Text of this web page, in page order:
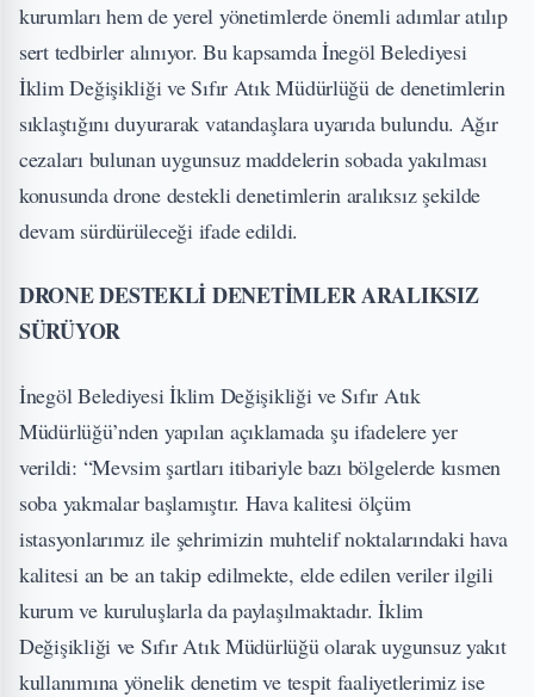
kurumları hem de yerel yönetimlerde önemli adımlar atılıp
sert tedbirler alınıyor. Bu kapsamda İnegöl Belediyesi
İklim Değişikliği ve Sıfır Atık Müdürlüğü de denetimlerin
sıklaştığını duyurarak vatandaşlara uyarıda bulundu. Ağır
cezaları bulunan uygunsuz maddelerin sobada yakılması
konusunda drone destekli denetimlerin aralıksız şekilde
devam sürdürüleceği ifade edildi.
DRONE DESTEKLİ DENETİMLER ARALIKSIZ
SÜRÜYOR
İnegöl Belediyesi İklim Değişikliği ve Sıfır Atık
Müdürlüğü’nden yapılan açıklamada şu ifadelere yer
verildi: “Mevsim şartları itibariyle bazı bölgelerde kısmen
soba yakmalar başlamıştır. Hava kalitesi ölçüm
istasyonlarımız ile şehrimizin muhtelif noktalarındaki hava
kalitesi an be an takip edilmekte, elde edilen veriler ilgili
kurum ve kuruluşlarla da paylaşılmaktadır. İklim
Değişikliği ve Sıfır Atık Müdürlüğü olarak uygunsuz yakıt
kullanımına yönelik denetim ve tespit faaliyetlerimiz ise